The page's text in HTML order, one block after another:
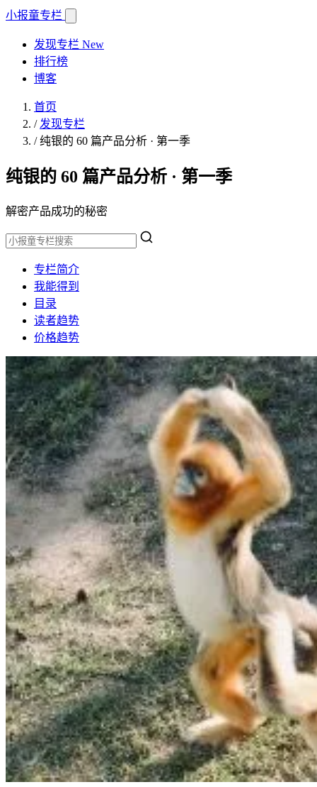
小报童专栏
发现专栏 New
排行榜
博客
首页
/ 发现专栏
/纯银的 60 篇产品分析 · 第一季
纯银的 60 篇产品分析 · 第一季
解密产品成功的秘密
专栏简介
我能得到
目录
读者趋势
价格趋势